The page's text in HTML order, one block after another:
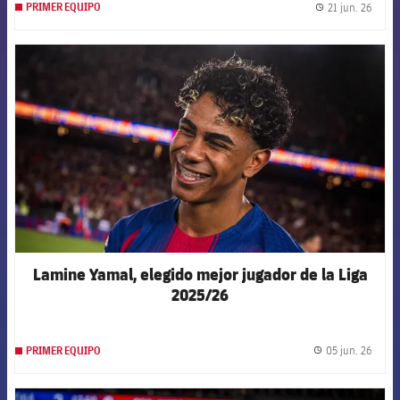
PRIMER EQUIPO 21 jun. 26
FCB Barcelona badge
Lamine Yamal, elegido mejor jugador de la Liga
2025/26
PRIMER EQUIPO 05 jun. 26
FCB Barcelona badge